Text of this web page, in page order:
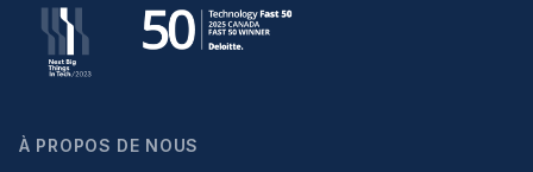
À PROPOS DE NOUS